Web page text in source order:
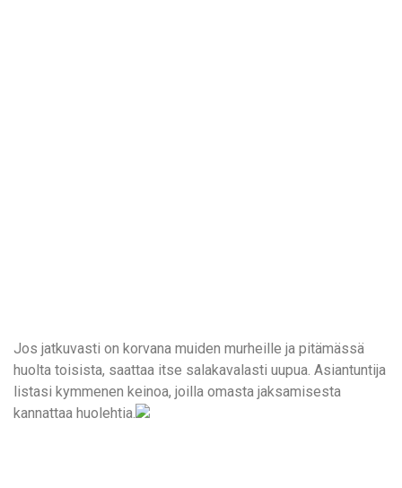
Jos jatkuvasti on korvana muiden murheille ja pitämässä
huolta toisista, saattaa itse salakavalasti uupua. Asiantuntija
listasi kymmenen keinoa, joilla omasta jaksamisesta
kannattaa huolehtia.